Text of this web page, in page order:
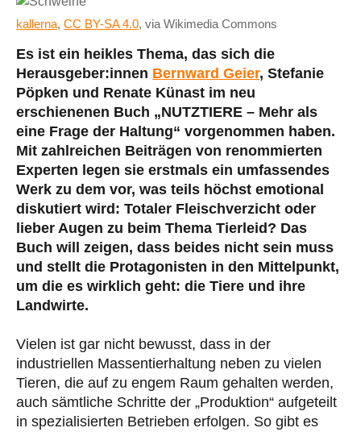
kallerna, CC BY-SA 4.0, via Wikimedia Commons
Es ist ein heikles Thema, das sich die
Herausgeber:innen Bernward Geier, Stefanie
Pöpken und Renate Künast im neu
erschienenen Buch „NUTZTIERE – Mehr als
eine Frage der Haltung“ vorgenommen haben.
Mit zahlreichen Beiträgen von renommierten
Experten legen sie erstmals ein umfassendes
Werk zu dem vor, was teils höchst emotional
diskutiert wird: Totaler Fleischverzicht oder
lieber Augen zu beim Thema Tierleid? Das
Buch will zeigen, dass beides nicht sein muss
und stellt die Protagonisten in den Mittelpunkt,
um die es wirklich geht: die Tiere und ihre
Landwirte.
Vielen ist gar nicht bewusst, dass in der
industriellen Massentierhaltung neben zu vielen
Tieren, die auf zu engem Raum gehalten werden,
auch sämtliche Schritte der „Produktion“ aufgeteilt
in spezialisierten Betrieben erfolgen. So gibt es